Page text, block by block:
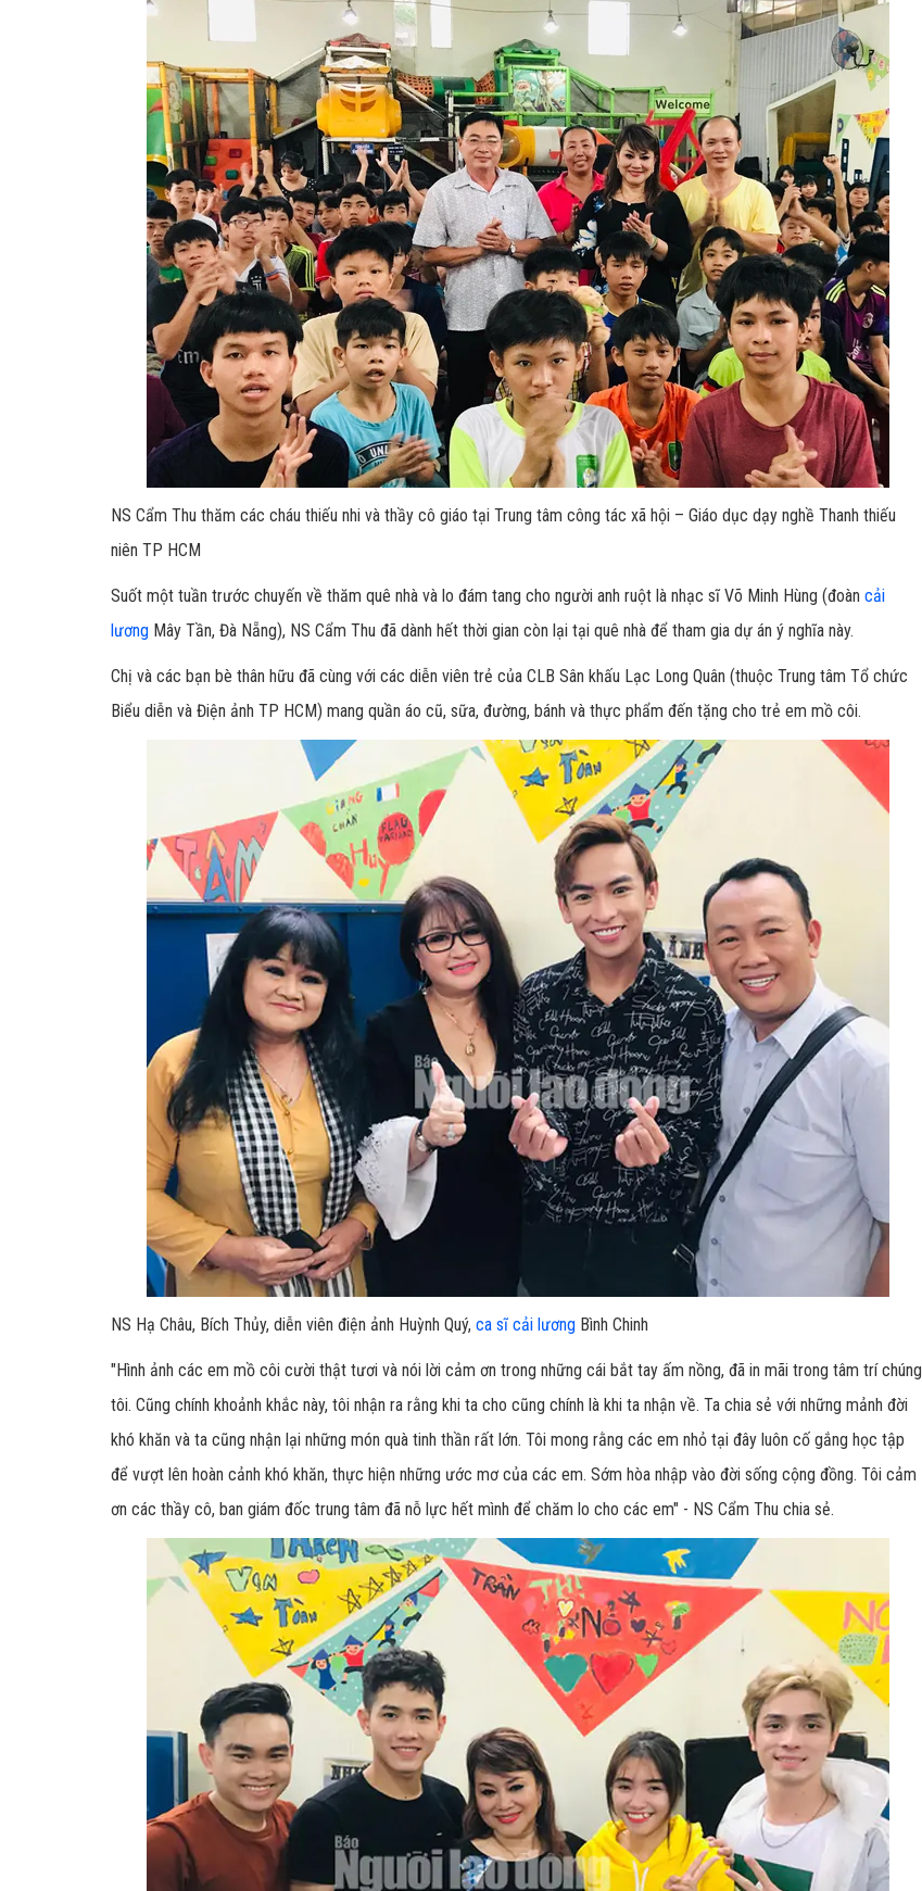
NS Cẩm Thu thăm các cháu thiếu nhi và thầy cô giáo tại Trung tâm công tác xã hội – Giáo dục dạy nghề Thanh thiếu
niên TP HCM
Suốt một tuần trước chuyến về thăm quê nhà và lo đám tang cho người anh ruột là nhạc sĩ Võ Minh Hùng (đoàn cải
lương Mây Tần, Đà Nẵng), NS Cẩm Thu đã dành hết thời gian còn lại tại quê nhà để tham gia dự án ý nghĩa này.
Chị và các bạn bè thân hữu đã cùng với các diễn viên trẻ của CLB Sân khấu Lạc Long Quân (thuộc Trung tâm Tổ chức
Biểu diễn và Điện ảnh TP HCM) mang quần áo cũ, sữa, đường, bánh và thực phẩm đến tặng cho trẻ em mồ côi.
NS Hạ Châu, Bích Thủy, diễn viên điện ảnh Huỳnh Quý, ca sĩ cải lương Bình Chinh
"Hình ảnh các em mồ côi cười thật tươi và nói lời cảm ơn trong những cái bắt tay ấm nồng, đã in mãi trong tâm trí chúng
tôi. Cũng chính khoảnh khắc này, tôi nhận ra rằng khi ta cho cũng chính là khi ta nhận về. Ta chia sẻ với những mảnh đời
khó khăn và ta cũng nhận lại những món quà tinh thần rất lớn. Tôi mong rằng các em nhỏ tại đây luôn cố gắng học tập
để vượt lên hoàn cảnh khó khăn, thực hiện những ước mơ của các em. Sớm hòa nhập vào đời sống cộng đồng. Tôi cảm
ơn các thầy cô, ban giám đốc trung tâm đã nỗ lực hết mình để chăm lo cho các em" - NS Cẩm Thu chia sẻ.